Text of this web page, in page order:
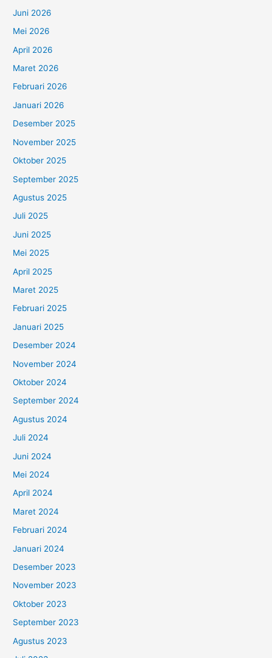
Juni 2026
Mei 2026
April 2026
Maret 2026
Februari 2026
Januari 2026
Desember 2025
November 2025
Oktober 2025
September 2025
Agustus 2025
Juli 2025
Juni 2025
Mei 2025
April 2025
Maret 2025
Februari 2025
Januari 2025
Desember 2024
November 2024
Oktober 2024
September 2024
Agustus 2024
Juli 2024
Juni 2024
Mei 2024
April 2024
Maret 2024
Februari 2024
Januari 2024
Desember 2023
November 2023
Oktober 2023
September 2023
Agustus 2023